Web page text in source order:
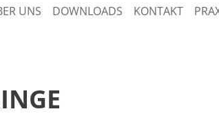
UNS DOWNLOADS KONTAKT